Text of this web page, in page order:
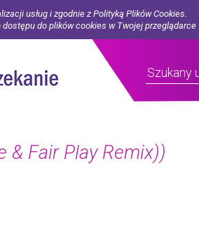
usług i zgodnie z Polityką Plików Cookies.
do plików cookies w Twojej przeglądarce
& Fair Play Remix))